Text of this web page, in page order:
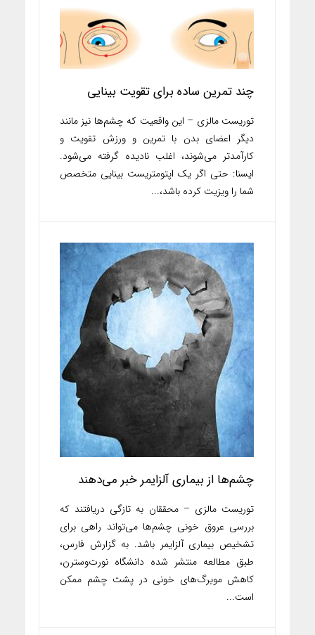
چند تمرین ساده برای تقویت بینایی
توریست مالزی – این واقعیت که چشم‌ها نیز مانند
دیگر اعضای بدن با تمرین‌ و ورزش تقویت و
کارآمدتر می‌شوند، اغلب نادیده گرفته می‌شود.
ایسنا: حتی اگر یک اپتومتریست بینایی متخصص
شما را ویزیت کرده باشد،...
چشم‌ها از بیماری آلزایمر خبر می‌دهند
توریست مالزی – محققان به تازگی دریافتند که
بررسی عروق خونی چشم‌ها می‌تواند راهی برای
تشخیص بیماری آلزایمر باشد. به گزارش فارس،
طبق مطالعه منتشر شده دانشگاه نورت‌وسترن،
کاهش مویرگ‌های خونی در پشت چشم ممکن
است...